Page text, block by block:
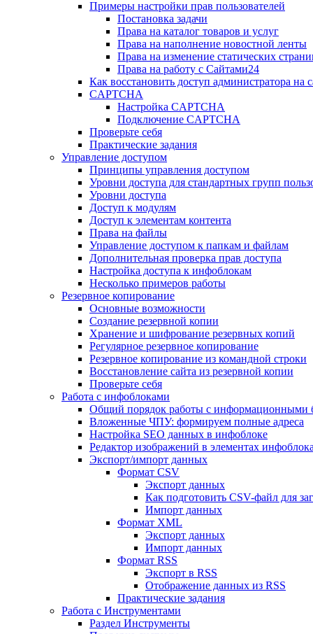
Примеры настройки прав пользователей
Постановка задачи
Права на каталог товаров и услуг
Права на наполнение новостной ленты
Права на изменение статических
Права на работу с Сайтами24
Как восстановить доступ администратора на
CAPTCHA
Настройка CAPTCHA
Подключение CAPTCHA
Проверьте себя
Практические задания
Управление доступом
Принципы управления доступом
Уровни доступа для стандартных групп
Уровни доступа
Доступ к модулям
Доступ к элементам контента
Права на файлы
Управление доступом к папкам и файлам
Дополнительная проверка прав доступа
Настройка доступа к инфоблокам
Несколько примеров работы
Резервное копирование
Основные возможности
Создание резервной копии
Хранение и шифрование резервных копий
Регулярное резервное копирование
Резервное копирование из командной строки
Восстановление сайта из резервной копии
Проверьте себя
Работа с инфоблоками
Общий порядок работы с информационными
Вложенные ЧПУ: формируем полные адреса
Настройка SEO данных в инфоблоке
Редактор изображений в элементах инфоблока
Экспорт/импорт данных
Формат CSV
Экспорт данных
Как подготовить CSV-файл для
Импорт данных
Формат XML
Экспорт данных
Импорт данных
Формат RSS
Экспорт в RSS
Отображение данных из RSS
Практические задания
Работа с Инструментами
Раздел Инструменты